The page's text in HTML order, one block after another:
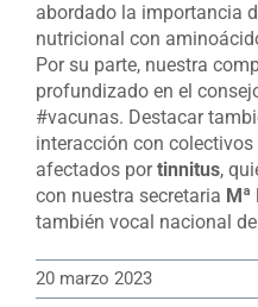
abordado la importancia
nutricional con
Por su parte, nuestra
profundizado en el
#vacunas. Destacar
interacción con
afectados portinnitus,
con nuestra secretaria
también vocal nacional
20 marzo 2023